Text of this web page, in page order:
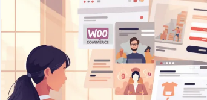
ETIQUETA
TAXONOMÍA
WORDPRESS